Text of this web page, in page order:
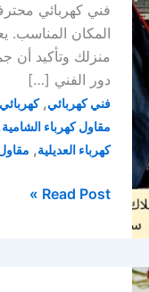
فني كهربائي
المكان المناسب.
منزلك وتأكيد أن
دور الفني […]
فني كهربائي,
مقاول كهرباء الشامية
كهرباء العديلية,
فني
Read Post »